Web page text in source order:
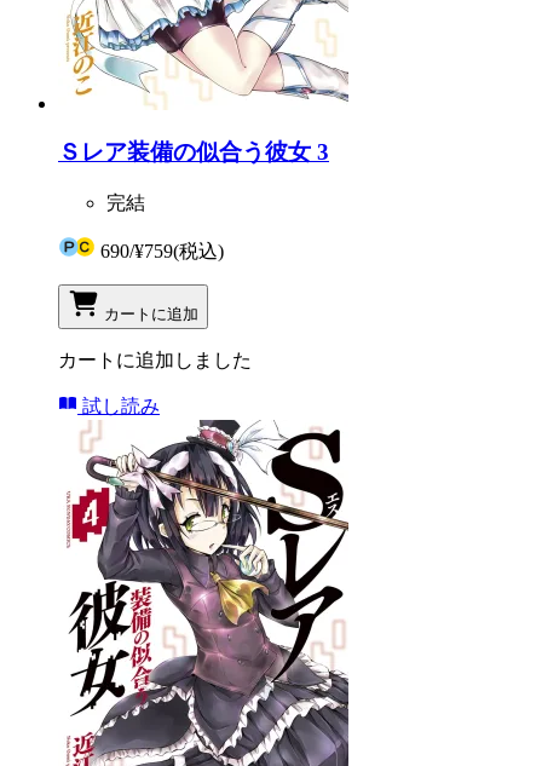
Ｓレア装備の似合う彼女 3
完結
690/¥759(税込)
カートに追加
カートに追加しました
試し読み